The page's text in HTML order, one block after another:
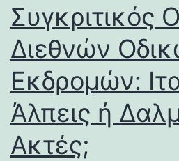
Συγκριτικός
Διεθνών
Εκδρομών:
Άλπεις ή
Ακτές;